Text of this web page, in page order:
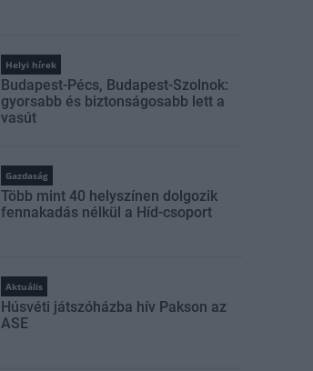
Helyi hírek
Budapest-Pécs, Budapest-Szolnok:
gyorsabb és biztonságosabb lett a
vasút
Gazdaság
Több mint 40 helyszínen dolgozik
fennakadás nélkül a Híd-csoport
Aktuális
Húsvéti játszóházba hív Pakson az
ASE